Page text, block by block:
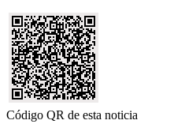
Código QR de esta noticia